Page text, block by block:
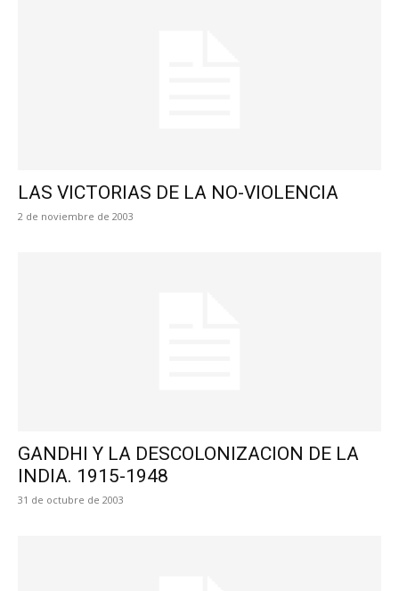
LAS VICTORIAS DE LA NO-VIOLENCIA
2 de noviembre de 2003
GANDHI Y LA DESCOLONIZACION DE LA
INDIA. 1915-1948
31 de octubre de 2003